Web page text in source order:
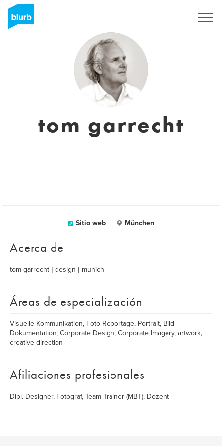
tom garrecht
Sitio web München
Acerca de
tom garrecht | design | munich
Áreas de especialización
Visuelle Kommunikation, Foto-Reportage, Portrait, Bild-
Dokumentation, Corporate Design, Corporate Imagery, artwork,
creative direction
Afiliaciones profesionales
Dipl. Designer, Fotograf, Team-Trainer (MBT), Dozent